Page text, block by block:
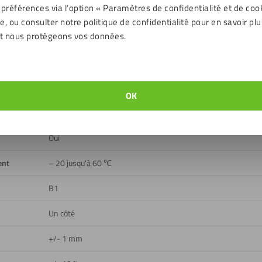
via l’option « Paramètres de confidentialité et de
ou consulter notre politique de confidentialité pour en savoir
nous protégeons vos données.
OK
Signal blanc (indication RAL : RAL9003)
Limité
Oui
– 20 jusqu’à 60 ℃
B1
Un côté
+/- 1 mm